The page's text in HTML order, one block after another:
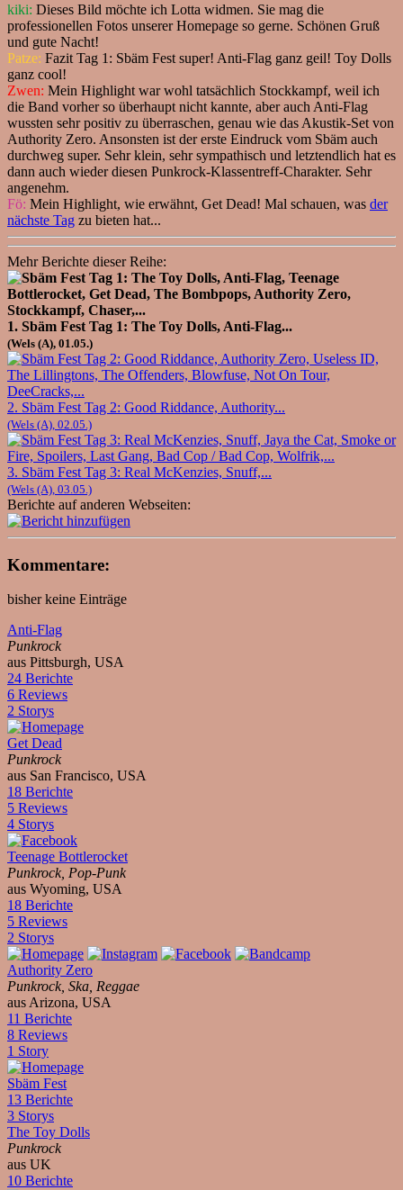
kiki: Dieses Bild möchte ich Lotta widmen. Sie mag die
professionellen Fotos unserer Homepage so gerne. Schönen Gruß
und gute Nacht!
Patze: Fazit Tag 1: Sbäm Fest super! Anti-Flag ganz geil! Toy Dolls
ganz cool!
Zwen: Mein Highlight war wohl tatsächlich Stockkampf, weil ich
die Band vorher so überhaupt nicht kannte, aber auch Anti-Flag
wussten sehr positiv zu überraschen, genau wie das Akustik-Set von
Authority Zero. Ansonsten ist der erste Eindruck vom Sbäm auch
durchweg super. Sehr klein, sehr sympathisch und letztendlich hat es
dann auch wieder diesen Punkrock-Klassentreff-Charakter. Sehr
angenehm.
Fö: Mein Highlight, wie erwähnt, Get Dead! Mal schauen, was der
nächste Tag zu bieten hat...
Mehr Berichte dieser Reihe:
1. Sbäm Fest Tag 1: The Toy Dolls, Anti-Flag...
(Wels (A), 01.05.)
2. Sbäm Fest Tag 2: Good Riddance, Authority...
(Wels (A), 02.05.)
3. Sbäm Fest Tag 3: Real McKenzies, Snuff,...
(Wels (A), 03.05.)
Berichte auf anderen Webseiten:
Kommentare:
bisher keine Einträge
Anti-Flag
Punkrock
aus Pittsburgh, USA
24 Berichte
6 Reviews
2 Storys
Get Dead
Punkrock
aus San Francisco, USA
18 Berichte
5 Reviews
4 Storys
Teenage Bottlerocket
Punkrock, Pop-Punk
aus Wyoming, USA
18 Berichte
5 Reviews
2 Storys
Authority Zero
Punkrock, Ska, Reggae
aus Arizona, USA
11 Berichte
8 Reviews
1 Story
Sbäm Fest
13 Berichte
3 Storys
The Toy Dolls
Punkrock
aus UK
10 Berichte